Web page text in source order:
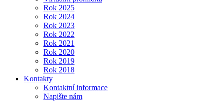
Rok 2025
Rok 2024
Rok 2023
Rok 2022
Rok 2021
Rok 2020
Rok 2019
Rok 2018
Kontakty
Kontaktní informace
Napište nám